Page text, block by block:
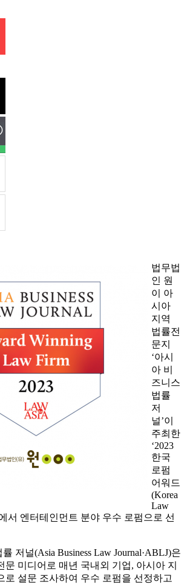
법무법
인 원
이 아
시아
지역
법률전
문지
‘아시
아 비
즈니스
법률
저
널’이
주최한
‘2023
한국
로펌
어워드
(Korea
Law
에서 엔터테인먼트 분야 우수 로펌으로 선
저널(Asia Business Law Journal·ABLJ)은
문 미디어로 매년 국내외 기업, 아시아 지
로 설문 조사하여 우수 로펌을 선정하고